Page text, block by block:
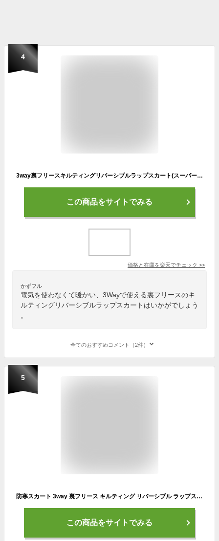
4
3way裏フリースキルティングリバーシブルラップスカート(スーパーロング) 巻きスカート ひざ下丈 防寒 防風 ブランケット エプロン 中綿 レディース 防寒 腹巻 ひざ掛け 軽量 自転車 通勤 大判 大きめ
この商品をサイトでみる
価格と在庫を楽天でチェック >>
かずフル
電気を使わなくて暖かい、3Wayで使える裏フリースのキ
ルティングリバーシブルラップスカートはいかがでしょう
。
全てのおすすめコメント（2件）
5
防寒スカート 3way 裏フリース キルティング リバーシブル ラップスカート スーパーロング レディース カーキ L
この商品をサイトでみる